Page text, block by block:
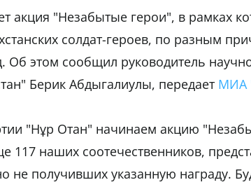
акция "Незабытые герои", в рамках
солдат-героев, по разным
Об этом сообщил руководитель
Берик Абдыгалиулы, передает МИА
"Нұр Отан" начинаем акцию
117 наших соотечественников,
не получивших указанную награду.